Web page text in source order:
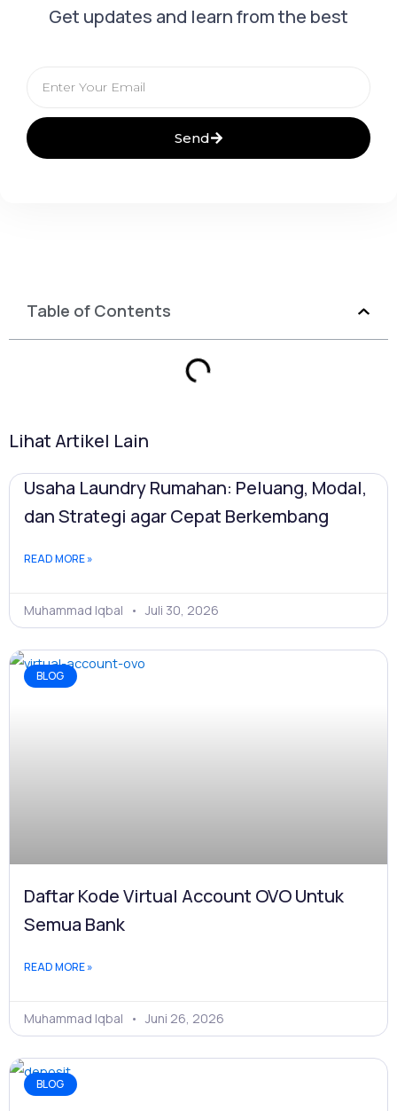
Get updates and learn from the best
Send
Table of Contents
Lihat Artikel Lain
Usaha Laundry Rumahan: Peluang, Modal,
dan Strategi agar Cepat Berkembang
READ MORE »
Muhammad Iqbal Juli 30, 2026
BLOG
Daftar Kode Virtual Account OVO Untuk
Semua Bank
READ MORE »
Muhammad Iqbal Juni 26, 2026
BLOG